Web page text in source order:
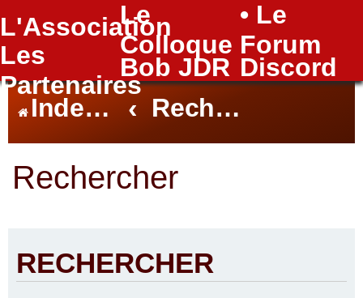
L'Association
Le
Colloque
• Le
Forum
Les
Partenaires
Bob JDR Discord
FAQ
Index du forum Rechercher
Rechercher
RECHERCHER